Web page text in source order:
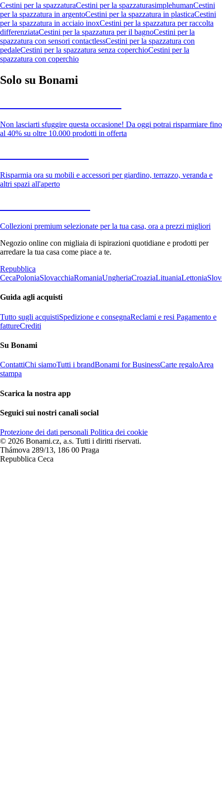
Cestini per la spazzaturaCestini per la spazzaturasimplehumanCestini
per la spazzatura in argentoCestini per la spazzatura in plasticaCestini
per la spazzatura in acciaio inoxCestini per la spazzatura per raccolta
differenziataCestini per la spazzatura per il bagnoCestini per la
spazzatura con sensori contactlessCestini per la spazzatura con
pedaleCestini per la spazzatura senza coperchioCestini per la
spazzatura con coperchio
Solo su Bonami
Non lasciarti sfuggire questa occasione! Da oggi potrai risparmiare fino
al 40% su oltre 10.000 prodotti in offerta
Risparmia ora su mobili e accessori per giardino, terrazzo, veranda e
altri spazi all'aperto
Collezioni premium selezionate per la tua casa, ora a prezzi migliori
Negozio online con migliaia di ispirazioni quotidiane e prodotti per
arredare la tua casa come piace a te.
Repubblica
CecaPoloniaSlovacchiaRomaniaUngheriaCroaziaLituaniaLettonia
Guida agli acquisti
Tutto sugli acquistiSpedizione e consegnaReclami e resi Pagamento e
fattureCrediti
Su Bonami
ContattiChi siamoTutti i brandBonami for BusinessCarte regaloArea
stampa
Scarica la nostra app
Seguici sui nostri canali social
Protezione dei dati personali Politica dei cookie
© 2026 Bonami.cz, a.s. Tutti i diritti riservati.
Thámova 289/13, 186 00 Praga
Repubblica Ceca